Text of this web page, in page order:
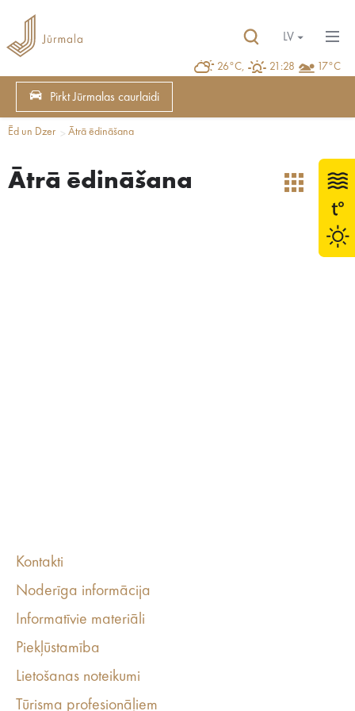
26°C, 21:28 17°C
LV
Pirkt Jūrmalas caurlaidi
Ēd un Dzer Ātrā ēdināšana
Ātrā ēdināšana
Kontakti
Noderīga informācija
Informatīvie materiāli
Piekļūstamība
Lietošanas noteikumi
Tūrisma profesionāļiem